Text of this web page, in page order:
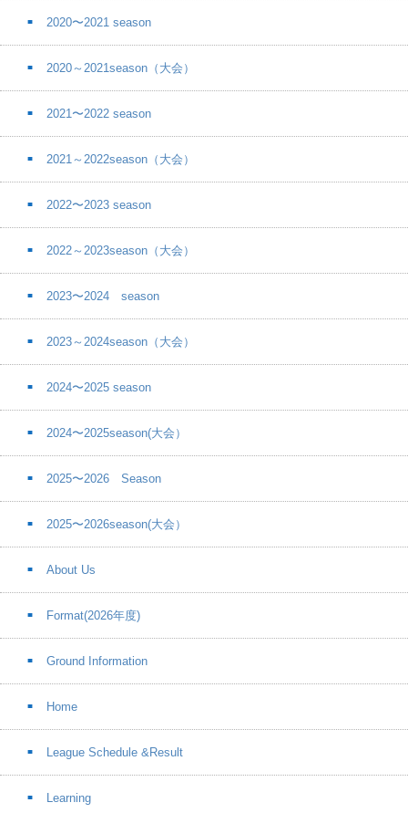
2020〜2021 season
2020～2021season（大会）
2021〜2022 season
2021～2022season（大会）
2022〜2023 season
2022～2023season（大会）
2023〜2024 season
2023～2024season（大会）
2024〜2025 season
2024〜2025season(大会）
2025〜2026 Season
2025〜2026season(大会）
About Us
Format(2026年度)
Ground Information
Home
League Schedule &Result
Learning